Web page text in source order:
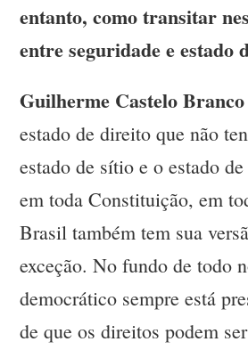
entanto, como transitar
entre seguridade e estado
Guilherme Castelo
estado de direito que não
estado de sítio e o estado
em toda Constituição, em
Brasil também tem sua
exceção. No fundo de todo
democrático sempre está
de que os direitos podem